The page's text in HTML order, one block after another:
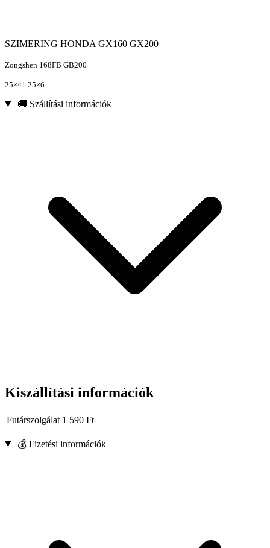
SZIMERING HONDA GX160 GX200
Zongshen 168FB GB200
25×41.25×6
🚚 Szállítási információk
Kiszállítási információk
Futárszolgálat 1 590 Ft
💰 Fizetési információk